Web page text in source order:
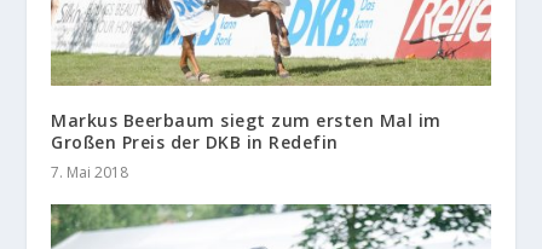
Markus Beerbaum siegt zum ersten Mal im
Großen Preis der DKB in Redefin
7. Mai 2018